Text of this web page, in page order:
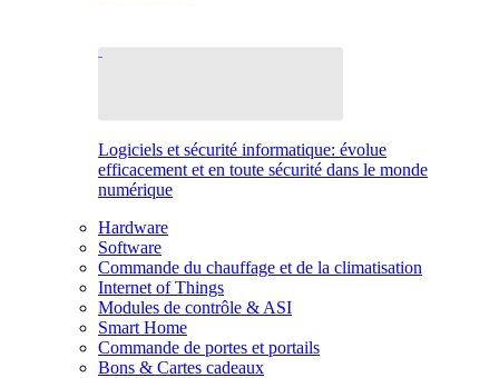
Logiciels et sécurité informatique: évolue
efficacement et en toute sécurité dans le monde
numérique
Hardware
Software
Commande du chauffage et de la climatisation
Internet of Things
Modules de contrôle & ASI
Smart Home
Commande de portes et portails
Bons & Cartes cadeaux